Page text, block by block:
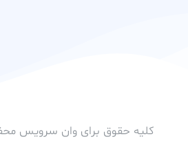
کلیه حقوق برای وان سرویس